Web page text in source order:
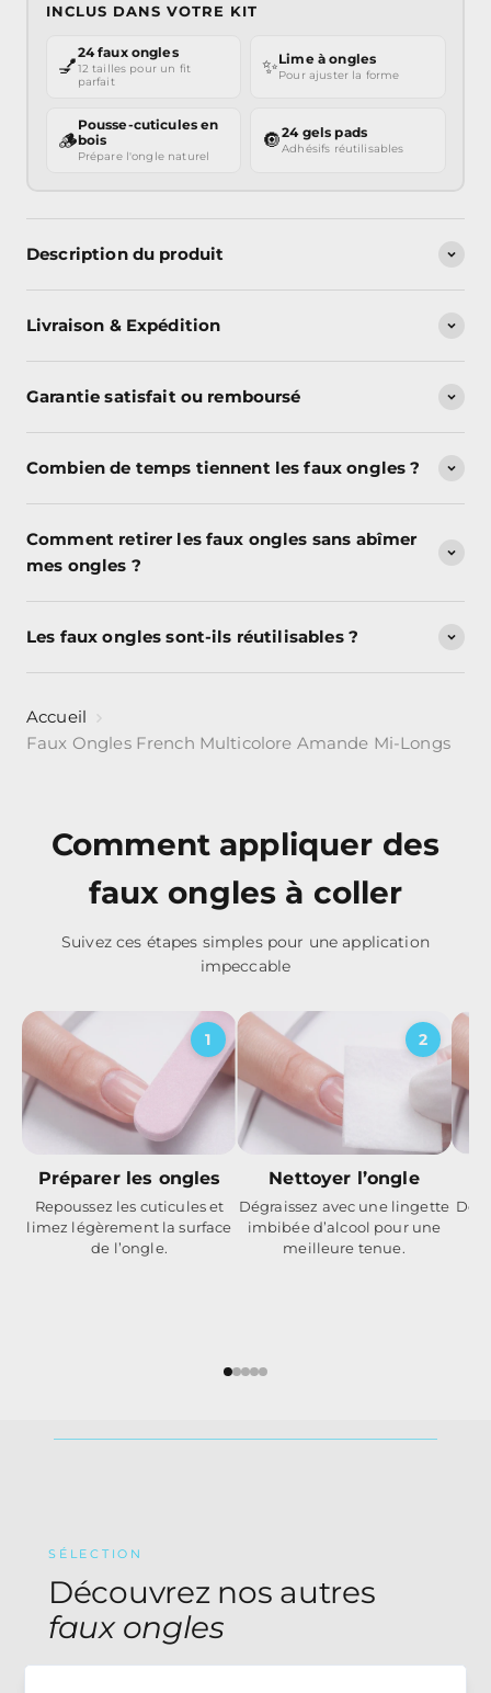
INCLUS DANS VOTRE KIT
💅
24 faux ongles
12 tailles pour un fit
parfait
✨Lime à ongles
Pour ajuster la forme
🪵
Pousse-cuticules en
bois
Prépare l'ongle naturel
🔘24 gels pads
Adhésifs réutilisables
Description du produit
Livraison & Expédition
Garantie satisfait ou remboursé
Combien de temps tiennent les faux ongles ?
Comment retirer les faux ongles sans abîmer
mes ongles ?
Les faux ongles sont-ils réutilisables ?
Accueil
Faux Ongles French Multicolore Amande Mi-Longs
Comment appliquer des
faux ongles à coller
Suivez ces étapes simples pour une application
impeccable
1
Préparer les ongles
Repoussez les cuticules et
limez légèrement la surface
de l’ongle.
2
Nettoyer l’ongle
Dégraissez avec une lingette
imbibée d’alcool pour une
meilleure tenue.
SÉLECTION
Découvrez nos autres
faux ongles